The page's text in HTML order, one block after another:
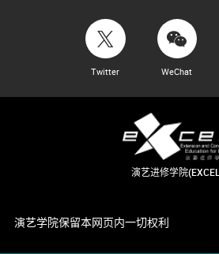
Twitter WeChat
演艺进修学院
演艺学院保留本网页内一切权利